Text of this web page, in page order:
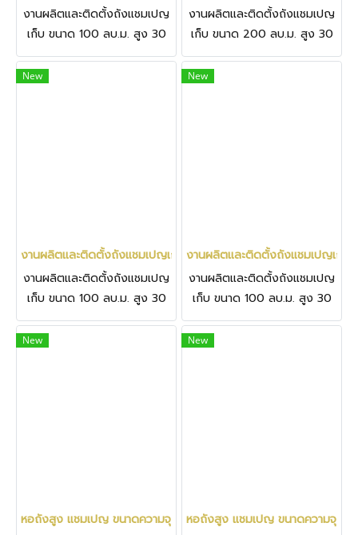
งานผลิตและติดตั้งถังแชมเปญ
เก็บ ขนาด 100 ลบ.ม. สูง 30
ม. เก็บน้ำ 100,000 ลิตร ที่
งานผลิตและติดตั้งถังแชมเปญ
เก็บ ขนาด 200 ลบ.ม. สูง 30
ม. เก็บน้ำ 200,000 ลิตร ที่
New
งานผลิตและติดตั้งถังแชมเปญเก็บ ขนาด 100 ลบ.ม. สูง 30 ม. เก็บน้
งานผลิตและติดตั้งถังแชมเปญ
เก็บ ขนาด 100 ลบ.ม. สูง 30
ม. เก็บน้ำ 100,000 ลิตร
New
งานผลิตและติดตั้งถังแชมเปญเก็บ
งานผลิตและติดตั้งถังแชมเปญ
เก็บ ขนาด 100 ลบ.ม. สูง 30
ม. เก็บน้ำ 100,000 ลิตร
New
หอถังสูง แชมเปญ ขนาดความจุ 20 ลบ.ม. สูง 25 ม. จ.นครราชสีมา โร
New
หอถังสูง แชมเปญ ขนาดความจุ 20